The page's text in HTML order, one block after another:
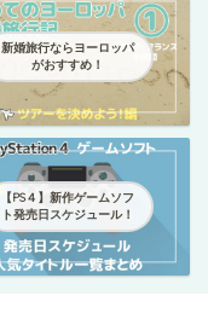
新婚旅行ならヨーロッパ
がおすすめ！
【PS４】新作ゲームソフ
ト発売日スケジュール！